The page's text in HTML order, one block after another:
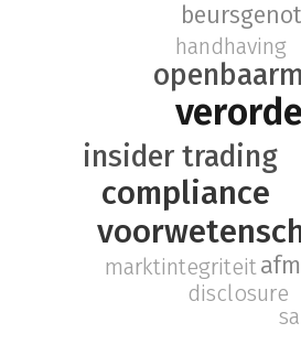
compliance
insider trading
afm
marktintegriteit
handhaving
disclosure